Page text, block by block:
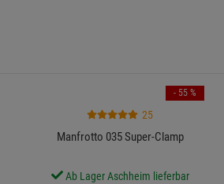
25
Manfrotto 035 Super-Clamp
Ab Lager Aschheim lieferbar
- 55 %